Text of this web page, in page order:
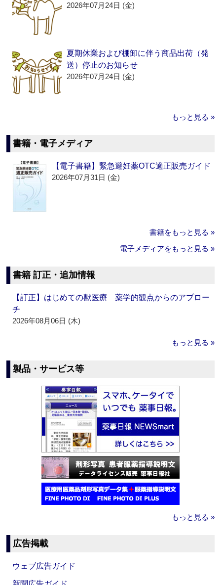
2026年07月24日 (金)
夏期休業および棚卸に伴う商品出荷（発
送）停止のお知らせ
2026年07月24日 (金)
もっと見る »
書籍・電子メディア
【電子書籍】緊急避妊薬OTC適正販売ガイド
2026年07月31日 (金)
書籍をもっと見る »
電子メディアをもっと見る »
書籍 訂正・追加情報
【訂正】はじめての獣医療 薬学的観点からのアプロー
チ
2026年08月06日 (木)
もっと見る »
製品・サービス等
もっと見る »
広告掲載
ウェブ広告ガイド